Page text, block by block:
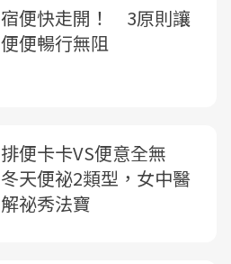
宿便快走開！ 3原則讓
便便暢行無阻
排便卡卡VS便意全無
冬天便祕2類型，女中醫
解祕秀法寶